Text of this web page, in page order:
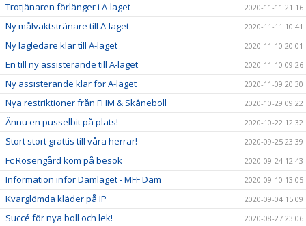
Trotjänaren förlänger i A-laget 2020-11-11 21:16
Ny målvaktstränare till A-laget 2020-11-11 10:41
Ny lagledare klar till A-laget 2020-11-10 20:01
En till ny assisterande till A-laget 2020-11-10 09:26
Ny assisterande klar för A-laget 2020-11-09 20:30
Nya restriktioner från FHM & Skåneboll 2020-10-29 09:22
Ännu en pusselbit på plats! 2020-10-22 12:32
Stort stort grattis till våra herrar! 2020-09-25 23:39
Fc Rosengård kom på besök 2020-09-24 12:43
Information inför Damlaget - MFF Dam 2020-09-10 13:05
Kvarglömda kläder på IP 2020-09-04 15:09
Succé för nya boll och lek! 2020-08-27 23:06